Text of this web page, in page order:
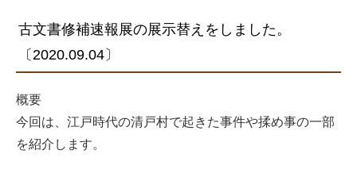
古文書修補速報展の展示替えをしました。
〔2020.09.04〕
概要
今回は、江戸時代の清戸村で起きた事件や揉め事の一部
を紹介します。